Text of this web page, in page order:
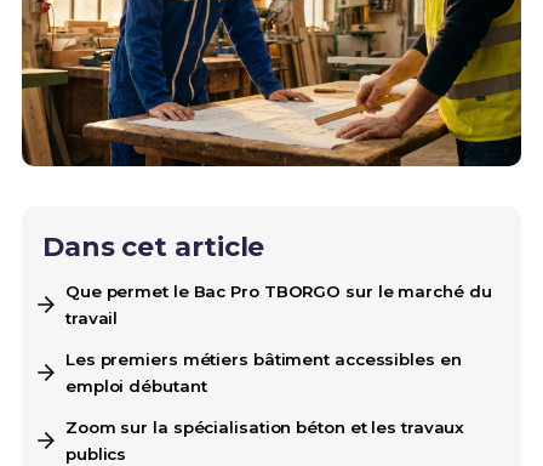
Dans cet article
Que permet le Bac Pro TBORGO sur le marché du
travail
Les premiers métiers bâtiment accessibles en
emploi débutant
Zoom sur la spécialisation béton et les travaux
publics